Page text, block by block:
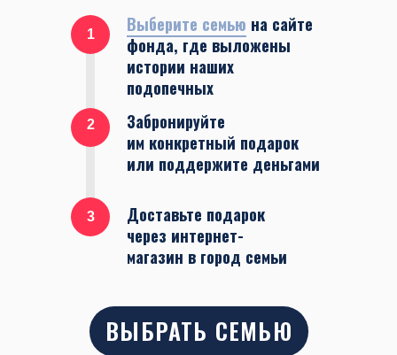
1 Выберите семью на сайте
фонда, где выложены
истории наших
подопечных
2
Забронируйте
им конкретный подарок
или поддержите деньгами
3
Доставьте подарок
через интернет-
магазин в город семьи
ВЫБРАТЬ СЕМЬЮ